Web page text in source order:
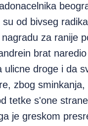
od bivseg
za ranije
brat
ulicne droge i da
zbog
tetke s'one
je greskom